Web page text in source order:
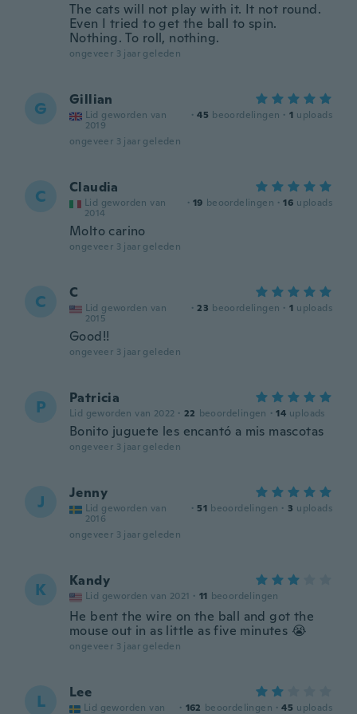
The cats will not play with it. It not round.
Even I tried to get the ball to spin.
Nothing. To roll, nothing.
ongeveer 3 jaar geleden
G Gillian
Lid geworden van
2019
· 45 beoordelingen · 1 uploads
ongeveer 3 jaar geleden
C Claudia
Lid geworden van
2014
· 19 beoordelingen · 16 uploads
Molto carino
ongeveer 3 jaar geleden
C C
Lid geworden van
2015
· 23 beoordelingen · 1 uploads
Good!!
ongeveer 3 jaar geleden
P Patricia
Lid geworden van 2022 · 22 beoordelingen · 14 uploads
Bonito juguete les encantó a mis mascotas
ongeveer 3 jaar geleden
J Jenny
Lid geworden van
2016
· 51 beoordelingen · 3 uploads
ongeveer 3 jaar geleden
K Kandy
Lid geworden van 2021 · 11 beoordelingen
He bent the wire on the ball and got the
mouse out in as little as five minutes 😭
ongeveer 3 jaar geleden
L Lee
Lid geworden van
· 162 beoordelingen · 45 uploads